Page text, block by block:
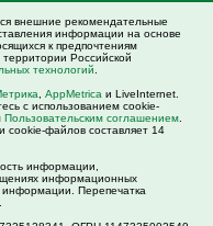
внешние рекомендательные
информации на основе
к предпочтениям
Российской
технологий
AppMetrica и LiveInternet.
с использованием cookie-
Пользовательским соглашением
cookie-файлов составляет 14
информации,
информационных
информации. Перепечатка